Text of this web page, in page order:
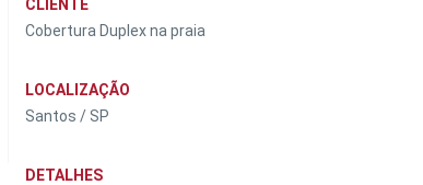
CLIENTE
Cobertura Duplex na praia
LOCALIZAÇÃO
Santos / SP
DETALHES